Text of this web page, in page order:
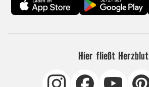
Hier fließt Herzblut